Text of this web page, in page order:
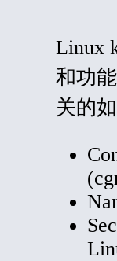
Linux
和功
关的